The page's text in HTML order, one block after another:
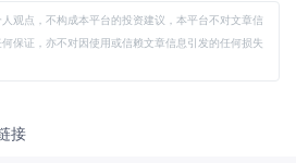
观点，不构成本平台的投资建议，本平台不对文章信
保证，亦不对因使用或信赖文章信息引发的任何损失
接